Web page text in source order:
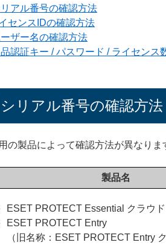
リアル番号の確認方法
センスIDの確認方法
ザー名の確認方法
認証キー / パスワード / ライセンス
リアル番号の確認方法
の製品によって確認方法が異なりま
製品名
ESET PROTECT Essential クラウド
ESET PROTECT Entry
（旧名称：ESET PROTECT Entry